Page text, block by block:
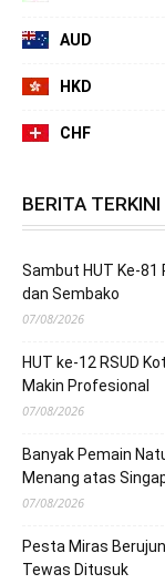
AUD
HKD
CHF
BERITA TERKINI
Sambut HUT Ke-81
dan Sembako
07/08/2026
HUT ke-12 RSUD
Makin Profesional
07/08/2026
Banyak Pemain
Menang atas
07/08/2026
Pesta Miras
Tewas Ditusuk